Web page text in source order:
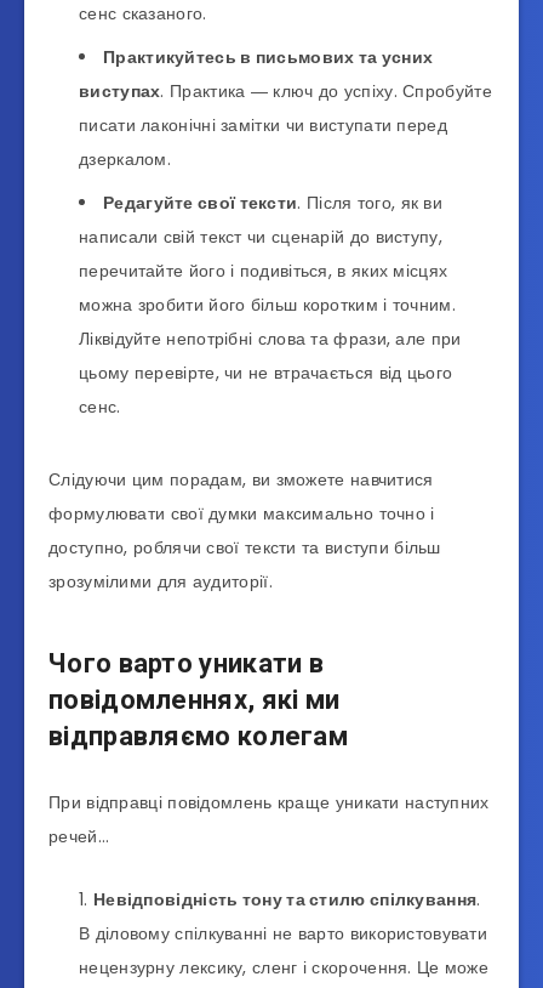
сенс сказаного.
Практикуйтесь в письмових та усних
виступах. Практика ― ключ до успіху. Спробуйте
писати лаконічні замітки чи виступати перед
дзеркалом.
Редагуйте свої тексти. Після того, як ви
написали свій текст чи сценарій до виступу,
перечитайте його і подивіться, в яких місцях
можна зробити його більш коротким і точним.
Ліквідуйте непотрібні слова та фрази, але при
цьому перевірте, чи не втрачається від цього
сенс.
Слідуючи цим порадам, ви зможете навчитися
формулювати свої думки максимально точно і
доступно, роблячи свої тексти та виступи більш
зрозумілими для аудиторії.
Чого варто уникати в
повідомленнях, які ми
відправляємо колегам
При відправці повідомлень краще уникати наступних
речей…
Невідповідність тону та стилю спілкування.
В діловому спілкуванні не варто використовувати
нецензурну лексику, сленг і скорочення. Це може